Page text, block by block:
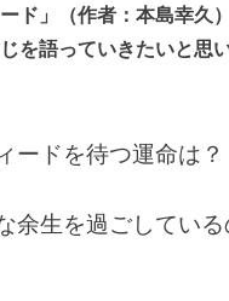
ド」（作者：本島幸久）
を語っていきたいと思
ードを待つ運命は？
余生を過ごしている